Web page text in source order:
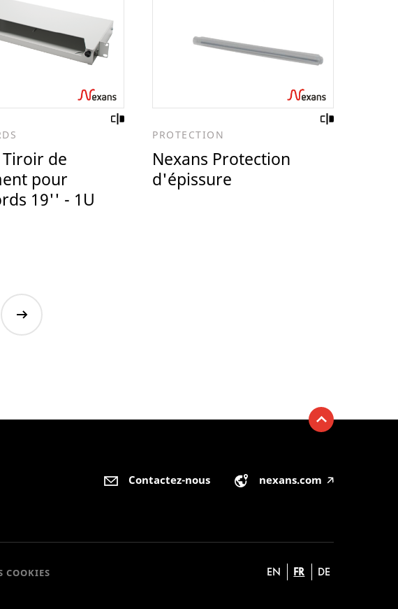
de
pour
19'' - 1U
PROTECTION
Nexans Protection
d'épissure
Contactez-nous nexans.com 🡥
COOKIES EN FR DE